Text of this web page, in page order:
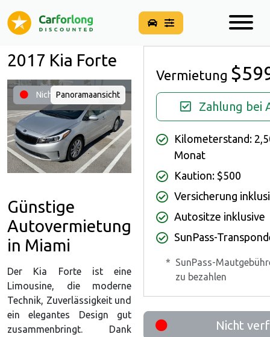
2017 Kia Forte
Panoramaansicht
Nicht verfügbar
Vermietung
Zahlung bei
Kilometerstand:
Monat
Kaution: $500
Versicherung
Autositze inklusive
SunPass-
* SunPass-
zu bezahlen
Nicht
Günstige
Autovermietung
in Miami
Der Kia Forte ist eine
Limousine, die moderne
Technik, Zuverlässigkeit und
ein elegantes Design gut
zusammenbringt. Dank